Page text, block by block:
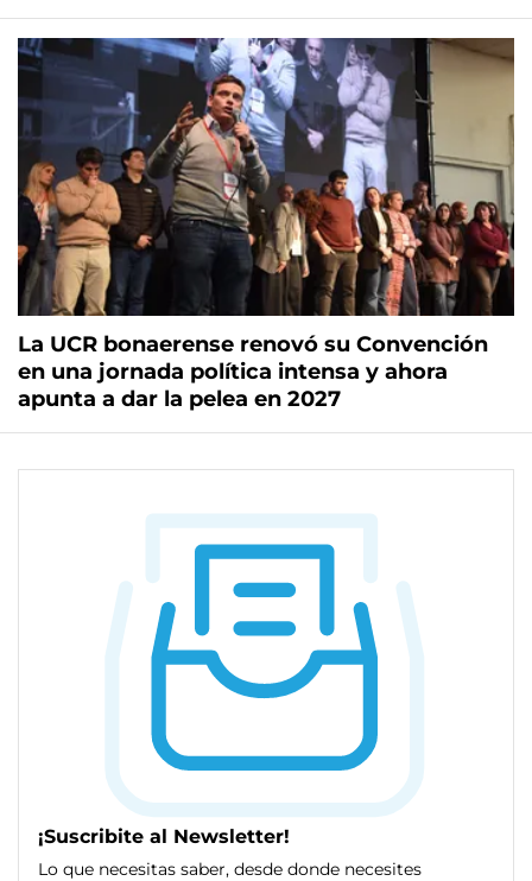
La UCR bonaerense renovó su Convención
en una jornada política intensa y ahora
apunta a dar la pelea en 2027
¡Suscribite al Newsletter!
Lo que necesitas saber, desde donde necesites